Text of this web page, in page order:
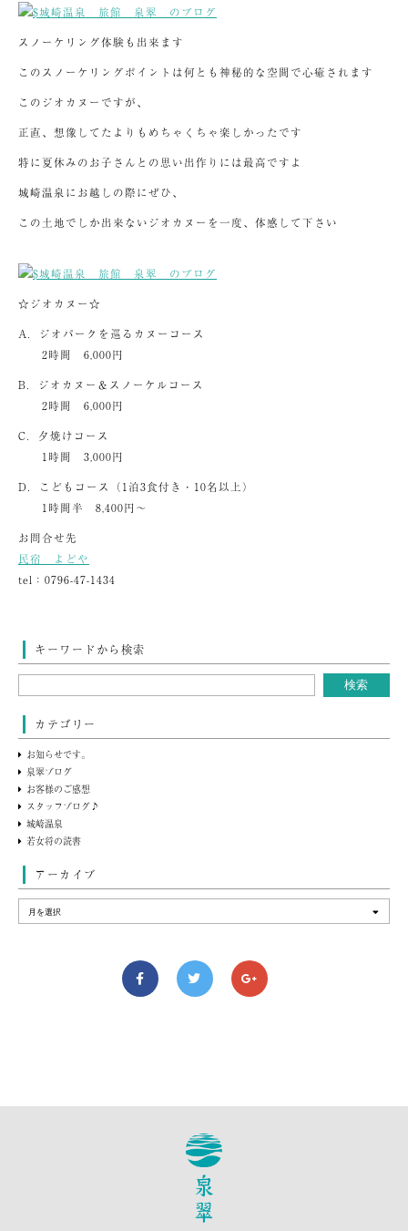
スノーケリング体験も出来ます
このスノーケリングポイントは何とも神秘的な空間で心癒されます
このジオカヌーですが、
正直、想像してたよりもめちゃくちゃ楽しかったです
特に夏休みのお子さんとの思い出作りには最高ですよ
城崎温泉にお越しの際にぜひ、
この土地でしか出来ないジオカヌーを一度、体感して下さい
☆ジオカヌー☆
A．ジオパークを巡るカヌーコース
2時間 6,000円
B．ジオカヌー＆スノーケルコース
2時間 6,000円
C．夕焼けコース
1時間 3,000円
D．こどもコース（1泊3食付き・10名以上）
1時間半 8,400円～
お問合せ先
民宿 よどや
tel：0796-47-1434
キーワードから検索
カテゴリー
お知らせです。
泉翠ブログ
お客様のご感想
スタッフブログ♪
城崎温泉
若女将の読書
アーカイブ